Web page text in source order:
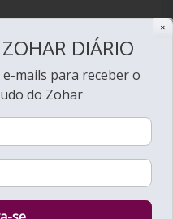
✕
DIÁRIO
mails para receber o
do Zohar